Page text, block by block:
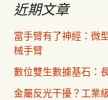
近期文章
當手臂有了神經：微
械手臂
數位雙生數據基石：
金屬反光干擾？工業